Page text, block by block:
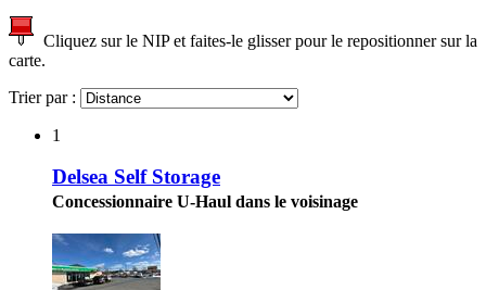
Cliquez sur le NIP et faites-le glisser pour le repositionner sur la
carte.
Trier par :
1
Delsea Self Storage
Concessionnaire U-Haul dans le voisinage